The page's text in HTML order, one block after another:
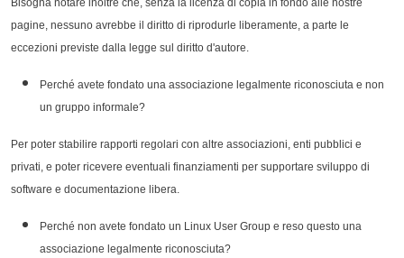
Bisogna notare inoltre che, senza la licenza di copia in fondo alle nostre
pagine, nessuno avrebbe il diritto di riprodurle liberamente, a parte le
eccezioni previste dalla legge sul diritto d'autore.
Perché avete fondato una associazione legalmente riconosciuta e non
un gruppo informale?
Per poter stabilire rapporti regolari con altre associazioni, enti pubblici e
privati, e poter ricevere eventuali finanziamenti per supportare sviluppo di
software e documentazione libera.
Perché non avete fondato un Linux User Group e reso questo una
associazione legalmente riconosciuta?